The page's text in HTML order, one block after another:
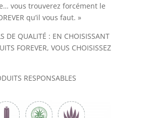
vous trouverez forcément le
qu’il vous faut. »
DE QUALITÉ : EN CHOISISSANT
FOREVER, VOUS CHOISISSEZ
RESPONSABLES